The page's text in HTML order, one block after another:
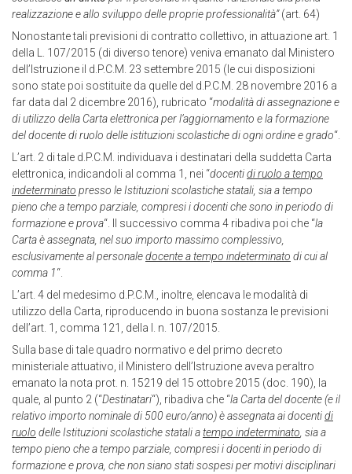
realizzazione e allo sviluppo delle proprie professionalità”(art. 64)
Nonostante tali previsioni di contratto collettivo, in attuazione art. 1
della L. 107/2015 (di diverso tenore) veniva emanato dal Ministero
dell’Istruzione il d.P.C.M. 23 settembre 2015 (le cui disposizioni
sono state poi sostituite da quelle del d.P.C.M. 28 novembre 2016 a
far data dal 2 dicembre 2016), rubricato “modalità di assegnazione e
di utilizzo della Carta elettronica per l’aggiornamento e la formazione
del docente di ruolo delle istituzioni scolastiche di ogni ordine e grado“.
L’art. 2 di tale d.P.C.M. individuava i destinatari della suddetta Carta
elettronica, indicandoli al comma 1, nei “docentidi ruolo a tempo
indeterminato presso le Istituzioni scolastiche statali, sia a tempo
pieno che a tempo parziale, compresi i docenti che sono in periodo di
formazione e prova“. Il successivo comma 4 ribadiva poi che “la
Carta è assegnata, nel suo importo massimo complessivo,
esclusivamente al personaledocente a tempo indeterminato di cui al
comma 1“.
L’art. 4 del medesimo d.P.C.M., inoltre, elencava le modalità di
utilizzo della Carta, riproducendo in buona sostanza le previsioni
dell’art. 1, comma 121, della l. n. 107/2015.
Sulla base di tale quadro normativo e del primo decreto
ministeriale attuativo, il Ministero dell’Istruzione aveva peraltro
emanato la nota prot. n. 15219 del 15 ottobre 2015 (doc. 190), la
quale, al punto 2 (“Destinatari“), ribadiva che “la Carta del docente (e il
relativo importo nominale di 500 euro/anno) è assegnata ai docentidi
ruolo delle Istituzioni scolastiche statali atempo indeterminato , sia a
tempo pieno che a tempo parziale, compresi i docenti in periodo di
formazione e prova, che non siano stati sospesi per motivi disciplinari